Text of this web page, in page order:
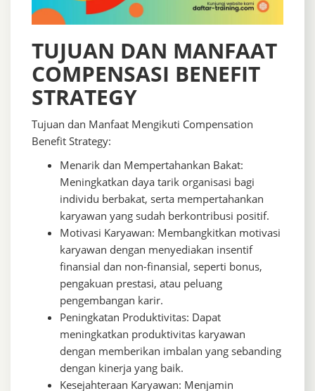
TUJUAN DAN MANFAAT
COMPENSASI BENEFIT
STRATEGY
Tujuan dan Manfaat Mengikuti Compensation
Benefit Strategy:
Menarik dan Mempertahankan Bakat:
Meningkatkan daya tarik organisasi bagi
individu berbakat, serta mempertahankan
karyawan yang sudah berkontribusi positif.
Motivasi Karyawan: Membangkitkan motivasi
karyawan dengan menyediakan insentif
finansial dan non-finansial, seperti bonus,
pengakuan prestasi, atau peluang
pengembangan karir.
Peningkatan Produktivitas: Dapat
meningkatkan produktivitas karyawan
dengan memberikan imbalan yang sebanding
dengan kinerja yang baik.
Kesejahteraan Karyawan: Menjamin